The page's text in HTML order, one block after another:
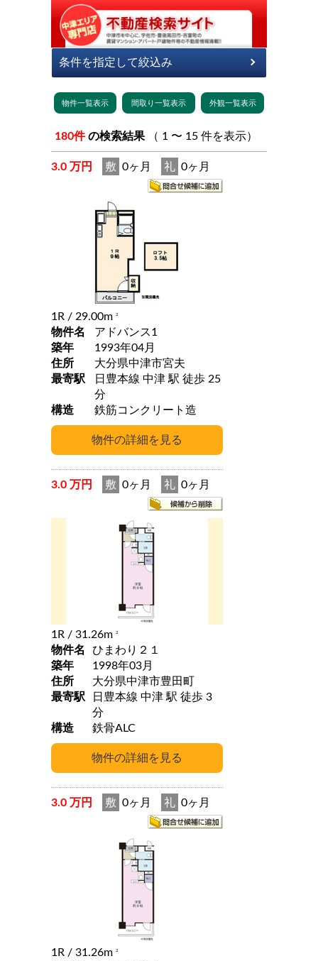
180件 の検索結果 （ 1 〜 15 件を表示）
3.0 万円 敷 0ヶ月 礼 0ヶ月
1R / 29.00m 2
物件名
アドバンス1
築年
1993年04月
住所
大分県中津市宮夫
最寄駅
日豊本線 中津 駅 徒歩 25
分
構造
鉄筋コンクリート造
3.0 万円 敷 0ヶ月 礼 0ヶ月
1R / 31.26m 2
物件名
ひまわり２１
築年
1998年03月
住所
大分県中津市豊田町
最寄駅
日豊本線 中津 駅 徒歩 3
分
構造
鉄骨ALC
3.0 万円 敷 0ヶ月 礼 0ヶ月
1R / 31.26m 2